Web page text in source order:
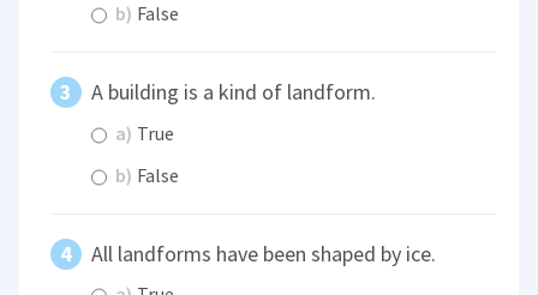
b) False
A building is a kind of landform.
a) True
b) False
All landforms have been shaped by ice.